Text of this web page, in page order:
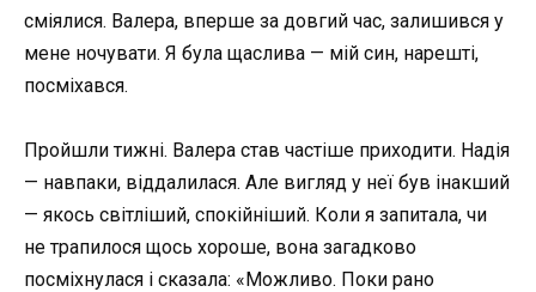
сміялися. Валера, вперше за довгий час, залишився у
мене ночувати. Я була щаслива — мій син, нарешті,
посміхався.
Пройшли тижні. Валера став частіше приходити. Надія
— навпаки, віддалилася. Але вигляд у неї був інакший
— якось світліший, спокійніший. Коли я запитала, чи
не трапилося щось хороше, вона загадково
посміхнулася і сказала: «Можливо. Поки рано